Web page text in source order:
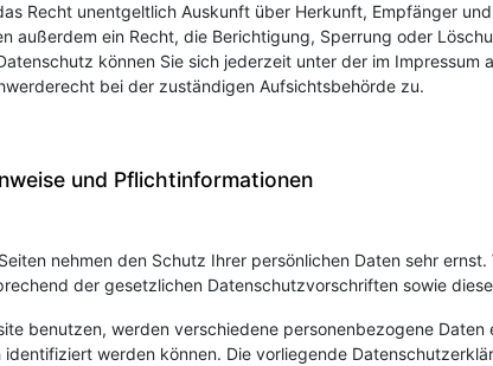
Recht unentgeltlich Auskunft über Herkunft, Empfänger
außerdem ein Recht, die Berichtigung, Sperrung oder
können Sie sich jederzeit unter der im Impressum
bei der zuständigen Aufsichtsbehörde zu.
und Pflichtinformationen
nehmen den Schutz Ihrer persönlichen Daten sehr
der gesetzlichen Datenschutzvorschriften sowie
benutzen, werden verschiedene personenbezogene
identifiziert werden können. Die vorliegende